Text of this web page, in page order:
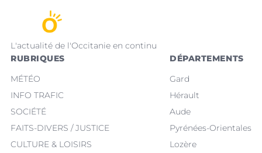
L'actualité de l'Occitanie en continu
RUBRIQUES
MÉTÉO
INFO TRAFIC
SOCIÉTÉ
FAITS-DIVERS / JUSTICE
CULTURE & LOISIRS
DÉPARTEMENTS
Gard
Hérault
Aude
Pyrénées-Orientales
Lozère